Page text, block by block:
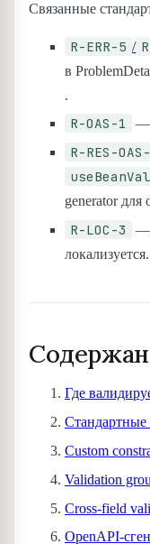
Связанные
R-ERR-5 /
в
.
R-OAS-1 —
R-RES-
generator для
R-LOC-3 —
локализуется.
Где
Custom
Validation
Cross-field
OpenAPI-